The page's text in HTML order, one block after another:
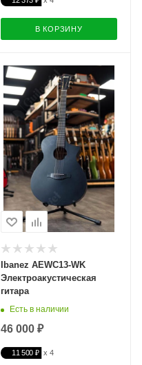
В КОРЗИНУ
Ibanez AEWC13-WK
Электроакустическая
гитара
Есть в наличии
46 000 ₽
11 500 ₽